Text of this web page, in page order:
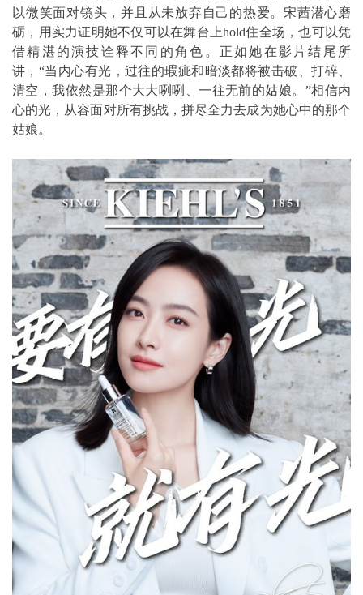
以微笑面对镜头，并且从未放弃自己的热爱。宋茜潜心磨
砺，用实力证明她不仅可以在舞台上hold住全场，也可以凭
借精湛的演技诠释不同的角色。正如她在影片结尾所
讲，“当内心有光，过往的瑕疵和暗淡都将被击破、打碎、
清空，我依然是那个大大咧咧、一往无前的姑娘。”相信内
心的光，从容面对所有挑战，拼尽全力去成为她心中的那个
姑娘。